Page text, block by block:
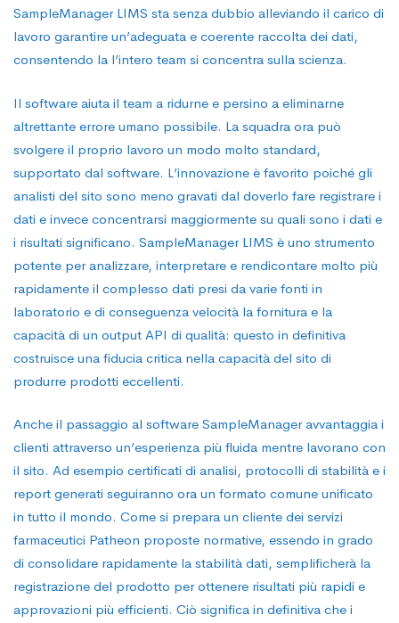
SampleManager LIMS sta senza dubbio alleviando il carico di
lavoro garantire un’adeguata e coerente raccolta dei dati,
consentendo la l’intero team si concentra sulla scienza.
Il software aiuta il team a ridurne e persino a eliminarne
altrettante errore umano possibile. La squadra ora può
svolgere il proprio lavoro un modo molto standard,
supportato dal software. L’innovazione è favorito poiché gli
analisti del sito sono meno gravati dal doverlo fare registrare i
dati e invece concentrarsi maggiormente su quali sono i dati e
i risultati significano. SampleManager LIMS è uno strumento
potente per analizzare, interpretare e rendicontare molto più
rapidamente il complesso dati presi da varie fonti in
laboratorio e di conseguenza velocità la fornitura e la
capacità di un output API di qualità: questo in definitiva
costruisce una fiducia critica nella capacità del sito di
produrre prodotti eccellenti.
Anche il passaggio al software SampleManager avvantaggia i
clienti attraverso un’esperienza più fluida mentre lavorano con
il sito. Ad esempio certificati di analisi, protocolli di stabilità e i
report generati seguiranno ora un formato comune unificato
in tutto il mondo. Come si prepara un cliente dei servizi
farmaceutici Patheon proposte normative, essendo in grado
di consolidare rapidamente la stabilità dati, semplificherà la
registrazione del prodotto per ottenere risultati più rapidi e
approvazioni più efficienti. Ciò significa in definitiva che i